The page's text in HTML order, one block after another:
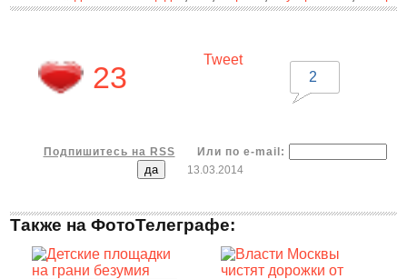
23
Tweet
2
Подпишитесь на RSS
Или по e-mail:
13.03.2014
Также на ФотоТелеграфе: